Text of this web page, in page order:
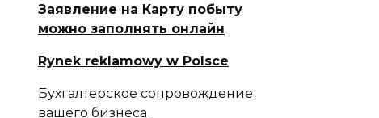
Заявление на Карту побыту
можно заполнять онлайн
Rynek reklamowy w Polsce
Бухгалтерское сопровождение
вашего бизнеса